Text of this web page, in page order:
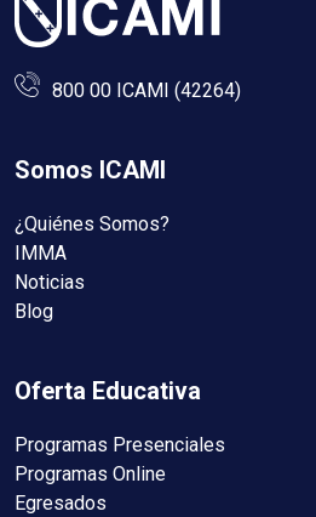
800 00 ICAMI (42264)
Somos ICAMI
¿Quiénes Somos?
IMMA
Noticias
Blog
Oferta Educativa
Programas Presenciales
Programas Online
Egresados